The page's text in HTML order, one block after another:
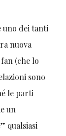
uno dei tanti
nuova
(che lo
sono
le parti
un
qualsiasi